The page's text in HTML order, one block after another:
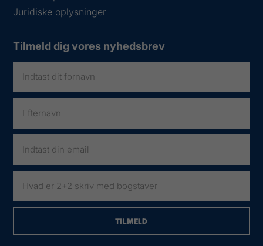
Juridiske oplysninger
Tilmeld dig vores nyhedsbrev